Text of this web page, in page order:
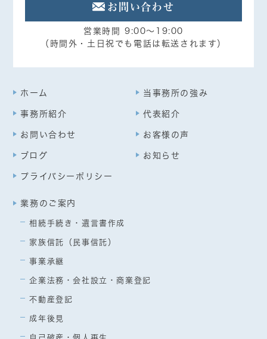
お問い合わせ
営業時間 9:00～19:00
（時間外・土日祝でも電話は転送されます）
ホーム 当事務所の強み
事務所紹介 代表紹介
お問い合わせ お客様の声
ブログ お知らせ
プライバシーポリシー
業務のご案内
相続手続き・遺言書作成
家族信託（民事信託）
事業承継
企業法務・会社設立・商業登記
不動産登記
成年後見